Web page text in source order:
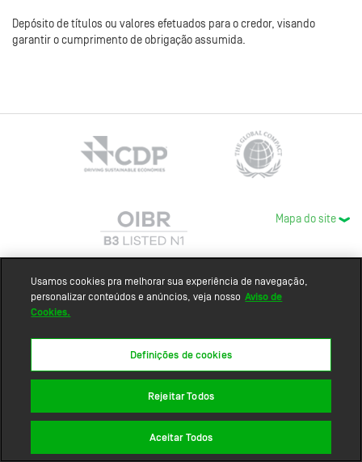
Depósito de títulos ou valores efetuados para o credor, visando
garantir o cumprimento de obrigação assumida.
Mapa do site
Usamos cookies pra melhorar sua experiência de navegação,
personalizar conteúdos e anúncios, veja nosso Aviso de
Cookies.
Definições de cookies
Rejeitar Todos
Aceitar Todos